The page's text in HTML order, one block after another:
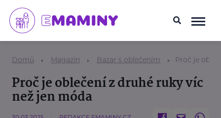
Domů Magazín Bazar s oblečením Proč je
Proč je oblečení z druhé ruky víc
než jen móda